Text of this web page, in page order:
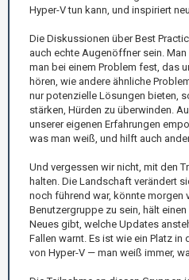
Hyper-V tun kann, und inspiriert
Die Diskussionen über Best
auch echte Augenöffner sein.
man bei einem Problem fest, das
hören, wie andere ähnliche
nur potenzielle Lösungen bieten,
stärken, Hürden zu überwinden.
unserer eigenen Erfahrungen
was man weiß, und hilft auch
Und vergessen wir nicht, mit den
halten. Die Landschaft verändert
noch führend war, könnte morgen
Benutzergruppe zu sein, hält
Neues gibt, welche Updates
Fallen warnt. Es ist wie ein Platz in
von Hyper-V — man weiß immer,